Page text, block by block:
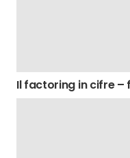
Il factoring in cifre